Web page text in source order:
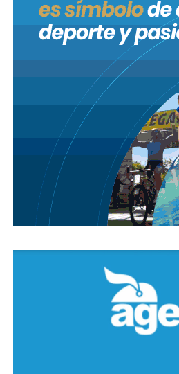
Roque, que cuenta con 22
respirador, 26 camas con
comunes a las que se colocará
En relación a los equipos de
la cartera enfatizaron en que
responsabilidad social es la
“El recurso humano sanitario
esfuerzo muy grande. Al
comunidad colabora con
el ministro.
“Llevan más de siete meses
demanda y presión –agregó-
hasta críticos que los derivan
Algunos geriatrizados con
ALTAS, CASO SOSPECHOSO Y
Vale recordar que en los